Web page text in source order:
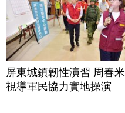
屏東城鎮韌性演習 周春米
視導軍民協力實地操演